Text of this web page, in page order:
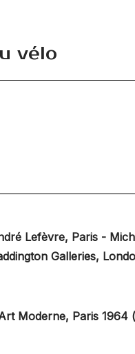
vélo
Lefèvre, Paris -
Galleries,
Moderne, Paris 1964